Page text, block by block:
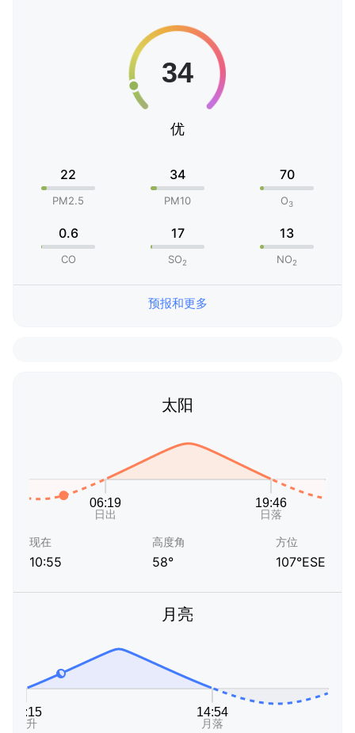
优
22
PM2.5
34
PM10
70
O3
0.6
CO
17
SO2
13
NO2
预报和更多
太阳
现在
10:55
高度角
58°
方位
107°ESE
月亮